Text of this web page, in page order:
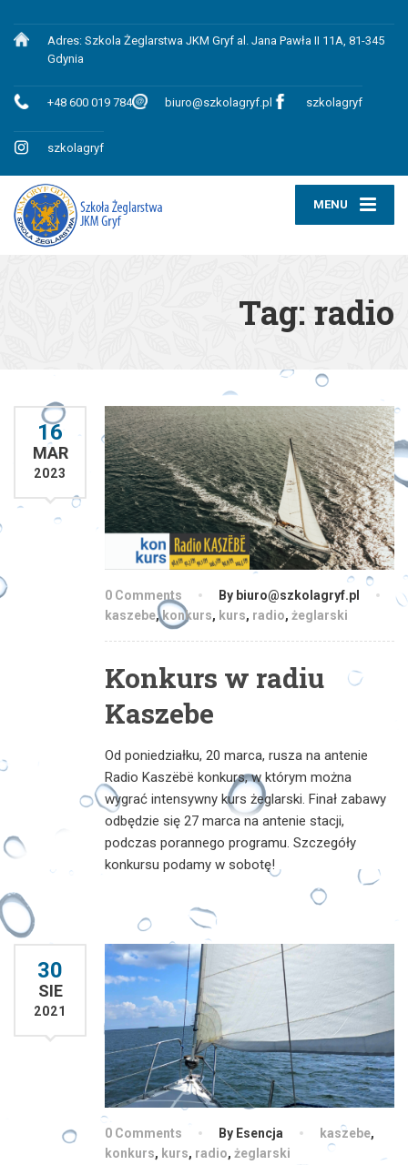
Adres: Szkola Żeglarstwa JKM Gryf al. Jana Pawła II 11A, 81-345
Gdynia
+48 600 019 784 biuro@szkolagryf.pl szkolagryf
szkolagryf
MENU
Tag: radio
16
MAR
2023
0 Comments
By biuro@szkolagryf.pl
kaszebe,konkurs, kurs, radio, żeglarski
Konkurs w radiu
Kaszebe
Od poniedziałku, 20 marca, rusza na antenie
Radio Kaszëbë konkurs, w którym można
wygrać intensywny kurs żeglarski. Finał zabawy
odbędzie się 27 marca na antenie stacji,
podczas porannego programu. Szczegóły
konkursu podamy w sobotę!
30
SIE
2021
0 Comments By Esencja kaszebe,
konkurs, kurs, radio, żeglarski